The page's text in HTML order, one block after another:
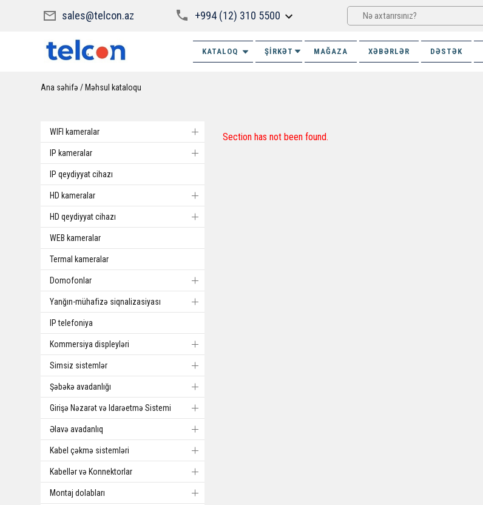
sales@telcon.az +994 (12) 310 5500
KATALOQ ŞİRKƏT MAĞAZA XƏBƏRLƏR DƏSTƏK
Ana səhifə Məhsul kataloqu
WIFI kameralar
IP kameralar
IP qeydiyyat cihazı
HD kameralar
HD qeydiyyat cihazı
WEB kameralar
Termal kameralar
Domofonlar
Yanğın-mühafizə siqnalizasiyası
IP telefoniya
Kommersiya displeyləri
Simsiz sistemlər
Şəbəkə avadanlığı
Girişə Nəzarət və Idarəetmə Sistemi
Əlavə avadanlıq
Kabel çəkmə sistemləri
Kabellər və Konnektorlar
Montaj dolabları
Section has not been found.